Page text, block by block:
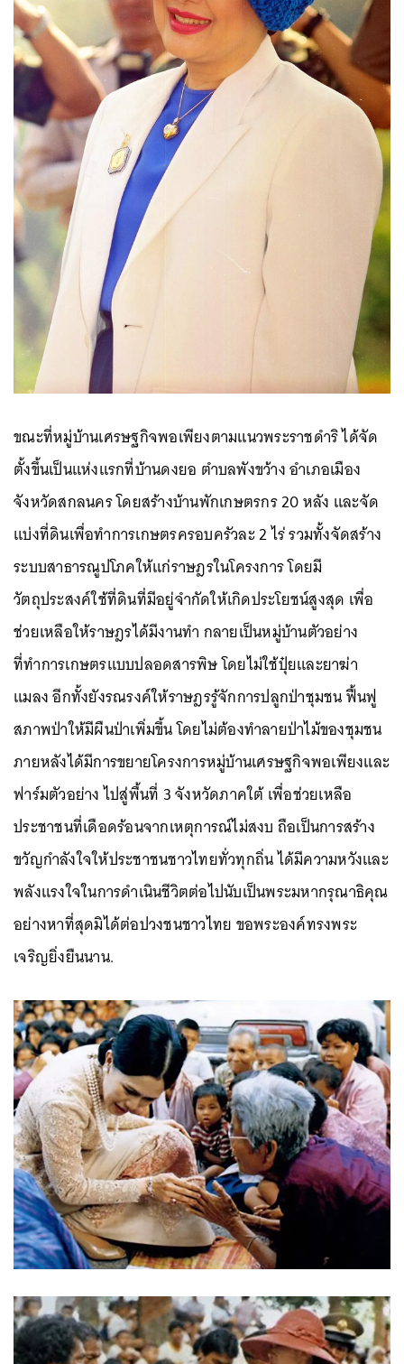
ขณะที่หมู่บ้านเศรษฐกิจพอเพียงตามแนวพระราชดำริ ได้จัด
ตั้งขึ้นเป็นแห่งแรกที่บ้านดงยอ ตำบลพังขว้าง อำเภอเมือง
จังหวัดสกลนคร โดยสร้างบ้านพักเกษตรกร 20 หลัง และจัด
แบ่งที่ดินเพื่อทำการเกษตรครอบครัวละ 2 ไร่ รวมทั้งจัดสร้าง
ระบบสาธารณูปโภคให้แก่ราษฎรในโครงการ โดยมี
วัตถุประสงค์ใช้ที่ดินที่มีอยู่จำกัดให้เกิดประโยชน์สูงสุด เพื่อ
ช่วยเหลือให้ราษฎรได้มีงานทำ กลายเป็นหมู่บ้านตัวอย่าง
ที่ทำการเกษตรแบบปลอดสารพิษ โดยไม่ใช้ปุ๋ยและยาฆ่า
แมลง อีกทั้งยังรณรงค์ให้ราษฎรรู้จักการปลูกป่าชุมชน ฟื้นฟู
สภาพป่าให้มีผืนป่าเพิ่มขึ้น โดยไม่ต้องทำลายป่าไม้ของชุมชน
ภายหลังได้มีการขยายโครงการหมู่บ้านเศรษฐกิจพอเพียงและ
ฟาร์มตัวอย่าง ไปสู่พื้นที่ 3 จังหวัดภาคใต้ เพื่อช่วยเหลือ
ประชาชนที่เดือดร้อนจากเหตุการณ์ไม่สงบ ถือเป็นการสร้าง
ขวัญกำลังใจให้ประชาชนชาวไทยทั่วทุกถิ่น ได้มีความหวังและ
พลังแรงใจในการดำเนินชีวิตต่อไปนับเป็นพระมหากรุณาธิคุณ
อย่างหาที่สุดมิได้ต่อปวงชนชาวไทย ขอพระองค์ทรงพระ
เจริญยิ่งยืนนาน.